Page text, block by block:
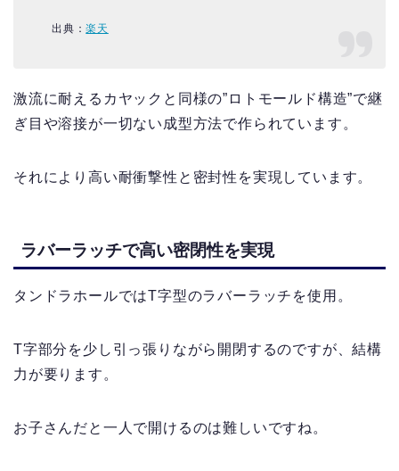
出典：楽天
激流に耐えるカヤックと同様の”ロトモールド構造”で継
ぎ目や溶接が一切ない成型方法で作られています。
それにより高い耐衝撃性と密封性を実現しています。
ラバーラッチで高い密閉性を実現
タンドラホールではT字型のラバーラッチを使用。
T字部分を少し引っ張りながら開閉するのですが、結構
力が要ります。
お子さんだと一人で開けるのは難しいですね。